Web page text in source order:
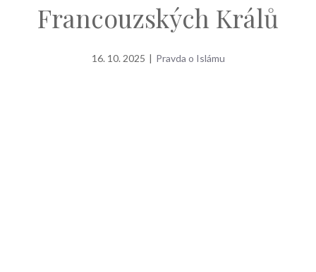
Francouzských Králů
16. 10. 2025 | Pravda o Islámu